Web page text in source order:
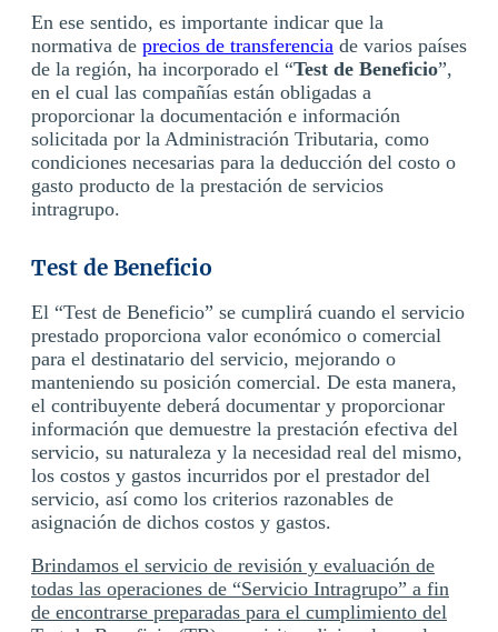
En ese sentido, es importante indicar que la
normativa de precios de transferencia de varios países
de la región, ha incorporado el “Test de Beneficio”,
en el cual las compañías están obligadas a
proporcionar la documentación e información
solicitada por la Administración Tributaria, como
condiciones necesarias para la deducción del costo o
gasto producto de la prestación de servicios
intragrupo.
Test de Beneficio
El “Test de Beneficio” se cumplirá cuando el servicio
prestado proporciona valor económico o comercial
para el destinatario del servicio, mejorando o
manteniendo su posición comercial. De esta manera,
el contribuyente deberá documentar y proporcionar
información que demuestre la prestación efectiva del
servicio, su naturaleza y la necesidad real del mismo,
los costos y gastos incurridos por el prestador del
servicio, así como los criterios razonables de
asignación de dichos costos y gastos.
Brindamos el servicio de revisión y evaluación de
todas las operaciones de “Servicio Intragrupo” a fin
de encontrarse preparadas para el cumplimiento del